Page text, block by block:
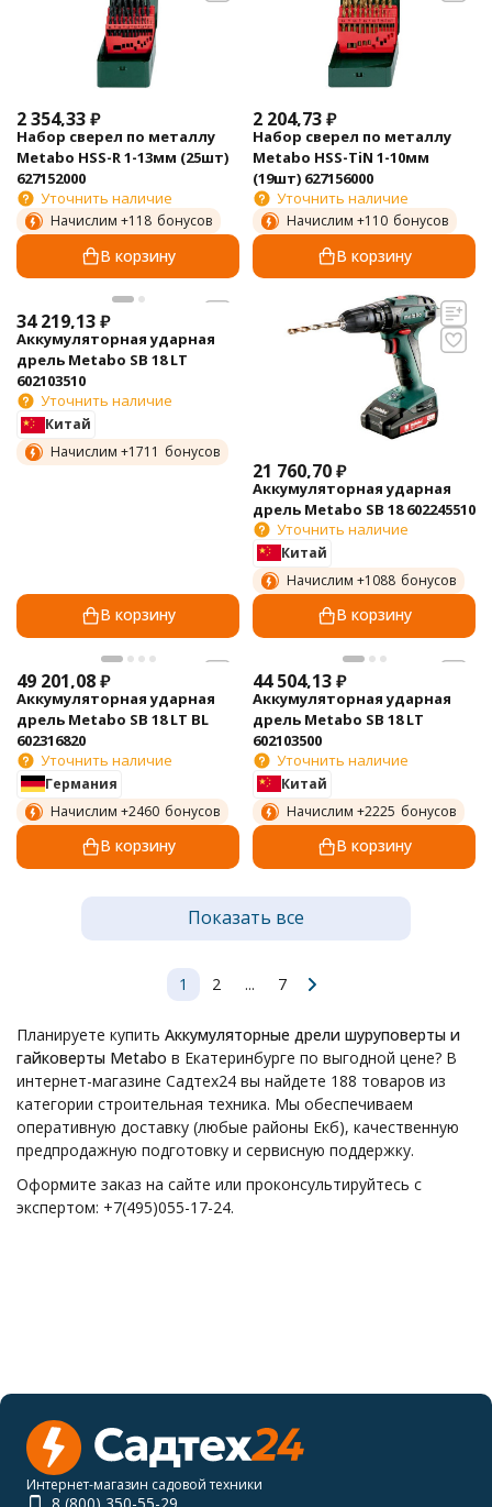
2 354,33₽
Набор сверел по металлу
Metabo HSS-R 1-13мм (25шт)
627152000
Уточнить наличие
Начислим +118 бонусов
В корзину
2 204,73₽
Набор сверел по металлу
Metabo HSS-TiN 1-10мм
(19шт) 627156000
Уточнить наличие
Начислим +110 бонусов
В корзину
34 219,13₽
Аккумуляторная ударная
дрель Metabo SB 18 LT
602103510
Уточнить наличие
Китай
Начислим +1711 бонусов
В корзину
21 760,70₽
Аккумуляторная ударная
дрель Metabo SB 18 602245510
Уточнить наличие
Китай
Начислим +1088 бонусов
В корзину
49 201,08₽
Аккумуляторная ударная
дрель Metabo SB 18 LT BL
602316820
Уточнить наличие
Германия
Начислим +2460 бонусов
В корзину
44 504,13₽
Аккумуляторная ударная
дрель Metabo SB 18 LT
602103500
Уточнить наличие
Китай
Начислим +2225 бонусов
В корзину
Показать все
1 2 ... 7
Планируете купить Аккумуляторные дрели шуруповерты и
гайковерты Metabo в Екатеринбурге по выгодной цене? В
интернет-магазине Садтех24 вы найдете 188 товаров из
категории строительная техника. Мы обеспечиваем
оперативную доставку (любые районы Екб), качественную
предпродажную подготовку и сервисную поддержку.
Оформите заказ на сайте или проконсультируйтесь с
экспертом: +7(495)055-17-24.
Интернет-магазин садовой техники